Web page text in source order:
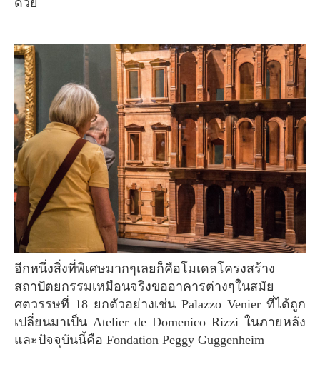
ด้วย
อีกหนึ่งสิ่งที่พิเศษมากๆเลยก็คือโมเดลโครงสร้าง
สถาปัตยกรรมเหมือนจริงขออาคารต่างๆในสมัย
ศตวรรษที่ 18 ยกตัวอย่างเช่น Palazzo Venier ที่ได้ถูก
เปลี่ยนมาเป็น Atelier de Domenico Rizzi ในภายหลัง
และปัจจุบันนี้คือ Fondation Peggy Guggenheim